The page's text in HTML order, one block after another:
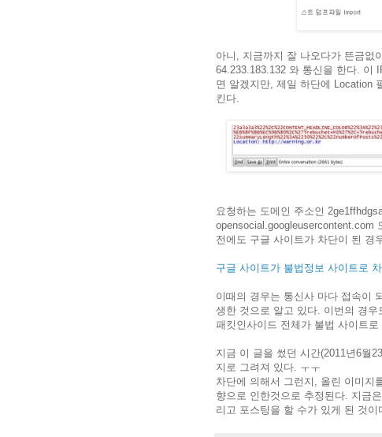
아니, 지금까지 잘 나오다가 뜬금없
64.233.183.132 와 통신을 한다. 이
면 알겠지만, 제일 하단에 Location
킨다.
요청하는 도메인 주소인
opensocial.googleusercontent.com
전에도 구글 사이트가 차단이 된 경
구글 사이트가 불법정보 사이트로
이때의 경우는 통신사 마다 접속이
생한 것으로 알고 있다. 이번의 경
패킷인사이드 전체가 불법 사이트
지금 이 글을 썼던 시간(2011년6월
지로 그려져 있다. ㅜㅜ
차단에 의해서 그런지, 올린 이미지
향으로 인한것으로 추정된다. 지금
리고 포스팅을 할 수가 있게 된 것이